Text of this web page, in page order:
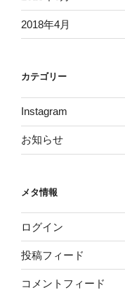
2018年4月
カテゴリー
Instagram
お知らせ
メタ情報
ログイン
投稿フィード
コメントフィード